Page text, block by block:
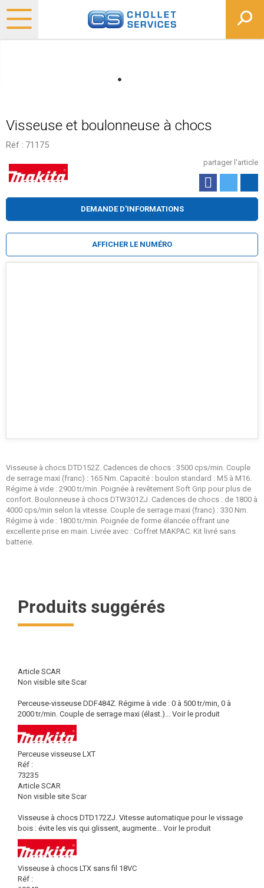
Visseuse et boulonneuse à chocs
Réf : 71175
partager l'article
Visseuse à chocs DTD152Z. Cadences de chocs : 3500 cps/min. Couple
de serrage maxi (franc) : 165 Nm. Capacité : boulon standard : M5 à M16.
Régime à vide : 2900 tr/min. Poignée à revêtement Soft Grip pour plus de
confort. Boulonneuse à chocs DTW301ZJ. Cadences de chocs : de 1800 à
4000 cps/min selon la vitesse. Couple de serrage maxi (franc) : 330 Nm.
Régime à vide : 1800 tr/min. Poignée de forme élancée offrant une
excellente prise en main. Livrée avec : Coffret MAKPAC. Kit livré sans
batterie.
DEMANDE D'INFORMATIONS
AFFICHER LE NUMÉRO
Produits suggérés
Article SCAR
Non visible site Scar
Perceuse-visseuse DDF484Z. Régime à vide : 0 à 500 tr/min, 0 à
2000 tr/min. Couple de serrage maxi (élast.)... Voir le produit
Perceuse visseuse LXT
Réf :
73235
Article SCAR
Non visible site Scar
Visseuse à chocs DTD172ZJ. Vitesse automatique pour le vissage
bois : évite les vis qui glissent, augmente... Voir le produit
Visseuse à chocs LTX sans fil 18VC
Réf :